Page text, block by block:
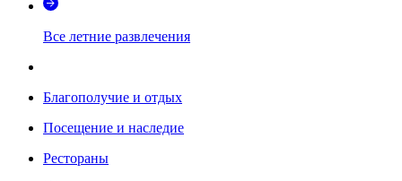
Все летние развлечения
Благополучие и отдых
Посещение и наследие
Рестораны